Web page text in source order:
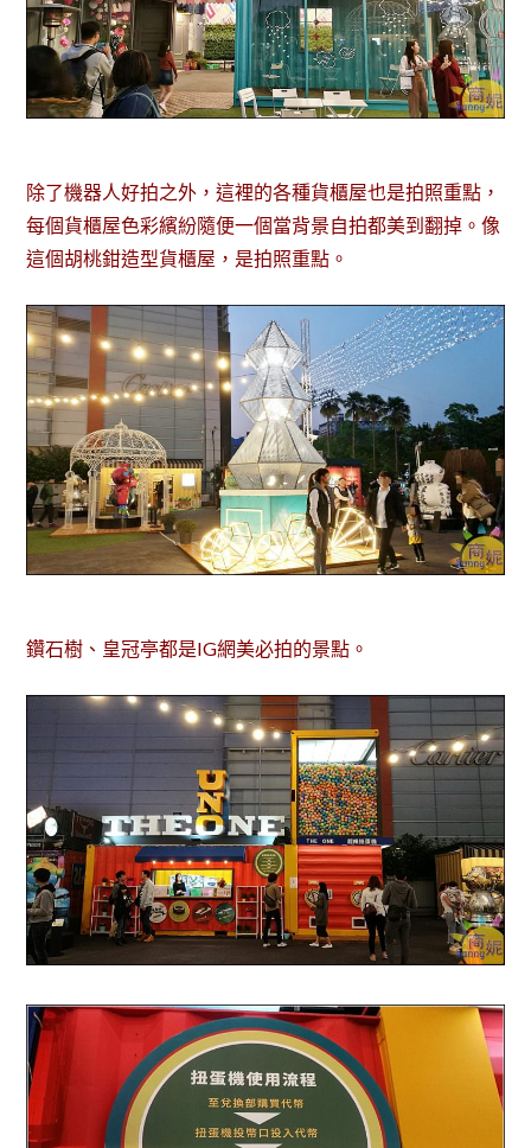
除了機器人好拍之外，這裡的各種貨櫃屋也是拍照重點，
每個貨櫃屋色彩繽紛隨便一個當背景自拍都美到翻掉。像
這個胡桃鉗造型貨櫃屋，是拍照重點。
鑽石樹、皇冠亭都是IG網美必拍的景點。